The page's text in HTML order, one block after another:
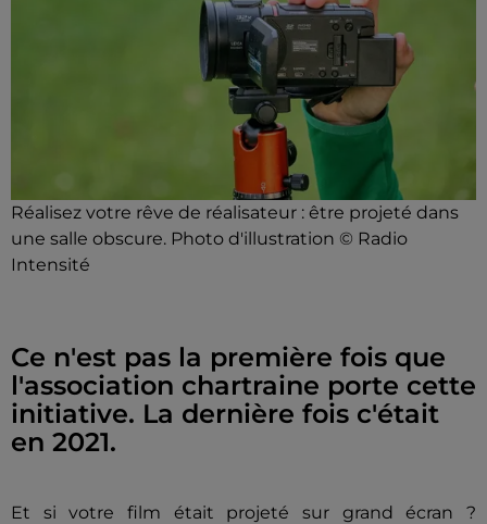
Réalisez votre rêve de réalisateur : être projeté dans
une salle obscure. Photo d'illustration © Radio
Intensité
Ce n'est pas la première fois que
l'association chartraine porte cette
initiative. La dernière fois c'était
en 2021.
Et si votre film était projeté sur grand écran ?